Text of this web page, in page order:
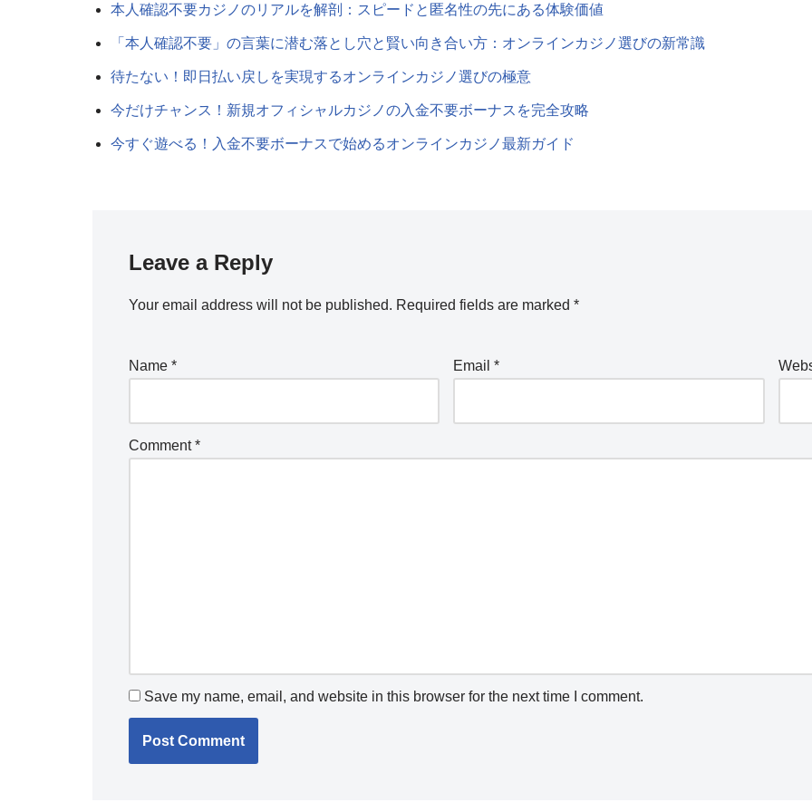
本人確認不要カジノのリアルを解剖：スピードと匿名性の先にある体験価値
「本人確認不要」の言葉に潜む落とし穴と賢い向き合い方：オンラインカジノ選びの新常識
待たない！即日払い戻しを実現するオンラインカジノ選びの極意
今だけチャンス！新規オフィシャルカジノの入金不要ボーナスを完全攻略
今すぐ遊べる！入金不要ボーナスで始めるオンラインカジノ最新ガイド
Leave a Reply
Your email address will not be published. Required fields are marked *
Name * Email*
Comment*
Save my name, email, and website in this browser for the next time I comment.